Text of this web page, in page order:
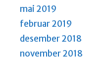
mai 2019
februar 2019
desember 2018
november 2018